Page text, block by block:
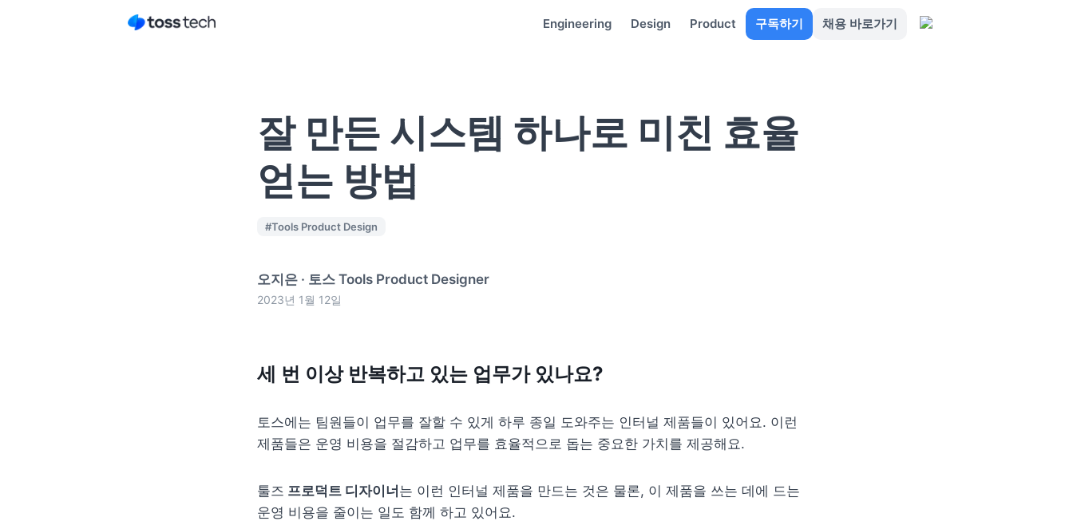
Engineering Design Product 구독하기 채용 바로가기
잘 만든 시스템 하나로 미친 효율
얻는 방법
#Tools Product Design
오지은 · 토스 Tools Product Designer
2023년 1월 12일
세 번 이상 반복하고 있는 업무가 있나요?
토스에는 팀원들이 업무를 잘할 수 있게 하루 종일 도와주는 인터널 제품들이 있어요. 이런
제품들은 운영 비용을 절감하고 업무를 효율적으로 돕는 중요한 가치를 제공해요.
툴즈 프로덕트 디자이너 는 이런 인터널 제품을 만드는 것은 물론, 이 제품을 쓰는 데에 드는
운영 비용을 줄이는 일도 함께 하고 있어요.